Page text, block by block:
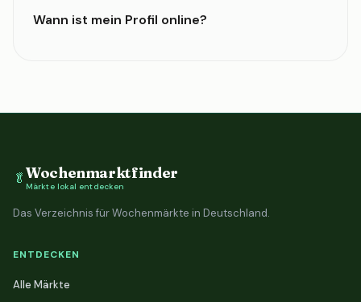
Wann ist mein Profil online?
🥬Wochenmarktfinder
Märkte lokal entdecken
Das Verzeichnis für Wochenmärkte in Deutschland.
ENTDECKEN
Alle Märkte